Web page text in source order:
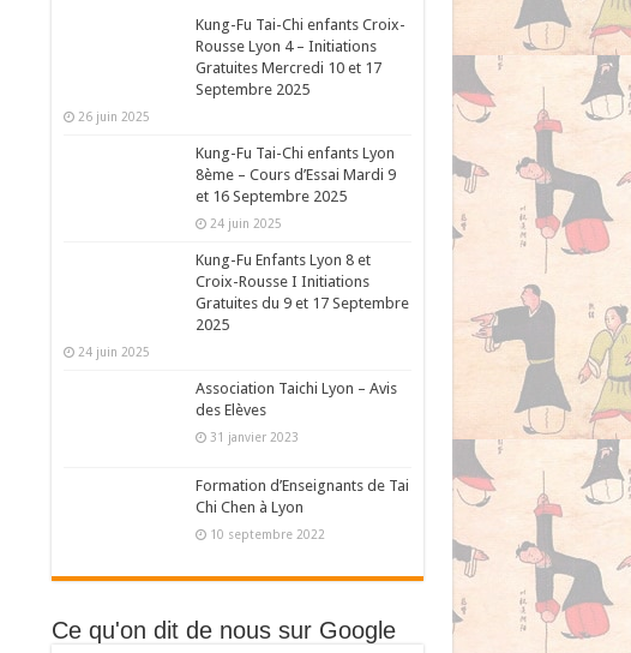
Kung-Fu Tai-Chi enfants Croix-
Rousse Lyon 4 – Initiations
Gratuites Mercredi 10 et 17
Septembre 2025
26 juin 2025
Kung-Fu Tai-Chi enfants Lyon
8ème – Cours d’Essai Mardi 9
et 16 Septembre 2025
24 juin 2025
Kung-Fu Enfants Lyon 8 et
Croix-Rousse I Initiations
Gratuites du 9 et 17 Septembre
2025
24 juin 2025
Association Taichi Lyon – Avis
des Elèves
31 janvier 2023
Formation d’Enseignants de Tai
Chi Chen à Lyon
10 septembre 2022
Ce qu'on dit de nous sur Google